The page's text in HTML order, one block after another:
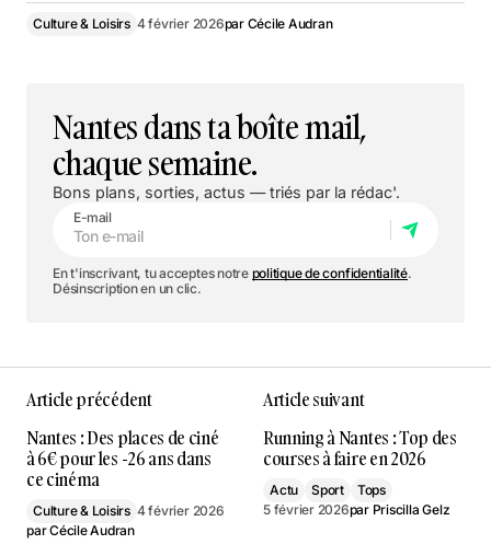
Culture & Loisirs 4 février 2026par Cécile Audran
Nantes dans ta boîte mail,
chaque semaine.
Bons plans, sorties, actus — triés par la rédac'.
E-mail
En t'inscrivant, tu acceptes notre politique de confidentialité.
Désinscription en un clic.
Article précédent
Nantes : Des places de ciné
à 6€ pour les -26 ans dans
ce cinéma
Culture & Loisirs 4 février 2026
parCécile Audran
Article suivant
Running à Nantes : Top des
courses à faire en 2026
Actu Sport
Tops
5 février 2026par Priscilla Gelz